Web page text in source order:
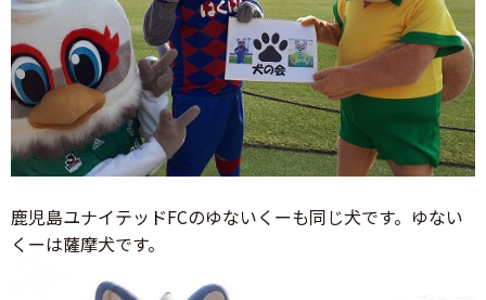
鹿児島ユナイテッドFCのゆないくーも同じ犬です。ゆない
くーは薩摩犬です。